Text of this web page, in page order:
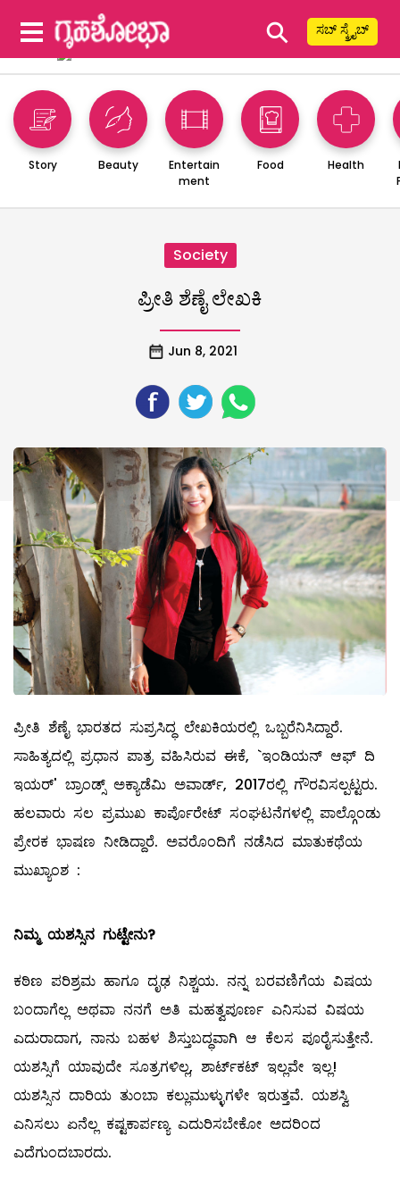
⚲ ಸಬ್ ಸ್ಕ್ರೈಬ್
Story Beauty
Entertain
ment
Food Health
Society
ಪ್ರೀತಿ ಶೆಣೈ ಲೇಖಕಿ
Jun 8, 2021
ಪ್ರೀತಿ ಶೆಣೈ ಭಾರತದ ಸುಪ್ರಸಿದ್ಧ ಲೇಖಕಿಯರಲ್ಲಿ ಒಬ್ಬರೆನಿಸಿದ್ದಾರೆ.
ಸಾಹಿತ್ಯದಲ್ಲಿ ಪ್ರಧಾನ ಪಾತ್ರ ವಹಿಸಿರುವ ಈಕೆ, `ಇಂಡಿಯನ್‌ ಆಫ್‌ ದಿ
ಇಯರ್‌' ಬ್ರಾಂಡ್ಸ್ ಅಕ್ಯಾಡೆಮಿ ಅವಾರ್ಡ್‌, 2017ರಲ್ಲಿ ಗೌರವಿಸಲ್ಪಟ್ಟರು.
ಹಲವಾರು ಸಲ ಪ್ರಮುಖ ಕಾರ್ಪೊರೇಟ್‌ ಸಂಘಟನೆಗಳಲ್ಲಿ ಪಾಲ್ಗೊಂಡು
ಪ್ರೇರಕ ಭಾಷಣ ನೀಡಿದ್ದಾರೆ. ಅವರೊಂದಿಗೆ ನಡೆಸಿದ ಮಾತುಕಥೆಯ
ಮುಖ್ಯಾಂಶ :
ನಿಮ್ಮ ಯಶಸ್ಸಿನ ಗುಟ್ಟೇನು?
ಕಠಿಣ ಪರಿಶ್ರಮ ಹಾಗೂ ದೃಢ ನಿಶ್ಚಯ. ನನ್ನ ಬರವಣಿಗೆಯ ವಿಷಯ
ಬಂದಾಗೆಲ್ಲ ಅಥವಾ ನನಗೆ ಅತಿ ಮಹತ್ವಪೂರ್ಣ ಎನಿಸುವ ವಿಷಯ
ಎದುರಾದಾಗ, ನಾನು ಬಹಳ ಶಿಸ್ತುಬದ್ಧವಾಗಿ ಆ ಕೆಲಸ ಪೂರೈಸುತ್ತೇನೆ.
ಯಶಸ್ಸಿಗೆ ಯಾವುದೇ ಸೂತ್ರಗಳಿಲ್ಲ, ಶಾರ್ಟ್‌ಕಟ್‌ ಇಲ್ಲವೇ ಇಲ್ಲ!
ಯಶಸ್ಸಿನ ದಾರಿಯ ತುಂಬಾ ಕಲ್ಲುಮುಳ್ಳುಗಳೇ ಇರುತ್ತವೆ. ಯಶಸ್ವಿ
ಎನಿಸಲು ಏನೆಲ್ಲ ಕಷ್ಟಕಾರ್ಪಣ್ಯ ಎದುರಿಸಬೇಕೋ ಅದರಿಂದ
ಎದೆಗುಂದಬಾರದು.